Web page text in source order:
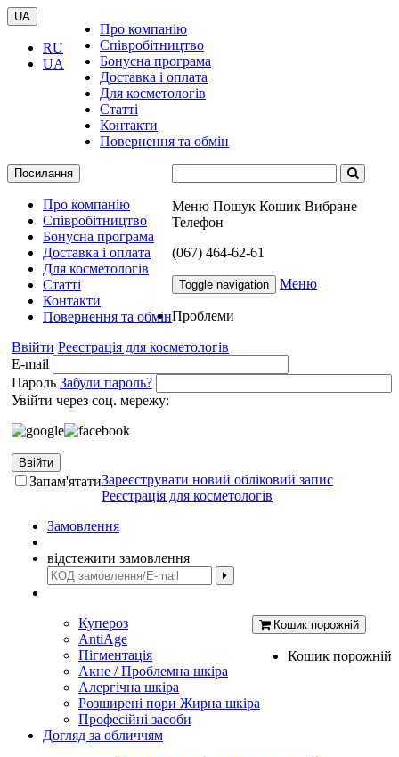
UA
RU
UA
Про компанію
Співробітництво
Бонусна програма
Доставка і оплата
Для косметологів
Статті
Контакти
Повернення та обмін
Посилання
Про компанію
Співробітництво
Бонусна програма
Доставка і оплата
Для косметологів
Статті
Контакти
Повернення та обмін
Ввійти Реєстрація для косметологів
E-mail
Пароль Забули пароль?
Увійти через соц. мережу:
Ввійти
Запам'ятатиЗареєструвати новий обліковий запис
Реєстрація для косметологів
Замовлення
відстежити замовлення
Меню Пошук Кошик Вибране
Телефон
(067) 464-62-61
Кошик порожній
Кошик порожній
Toggle navigation Меню
Проблеми
Купероз
AntiAge
Пігментація
Акне / Проблемна шкіра
Алергічна шкіра
Розширені пори Жирна шкіра
Професійні засоби
Догляд за обличчям